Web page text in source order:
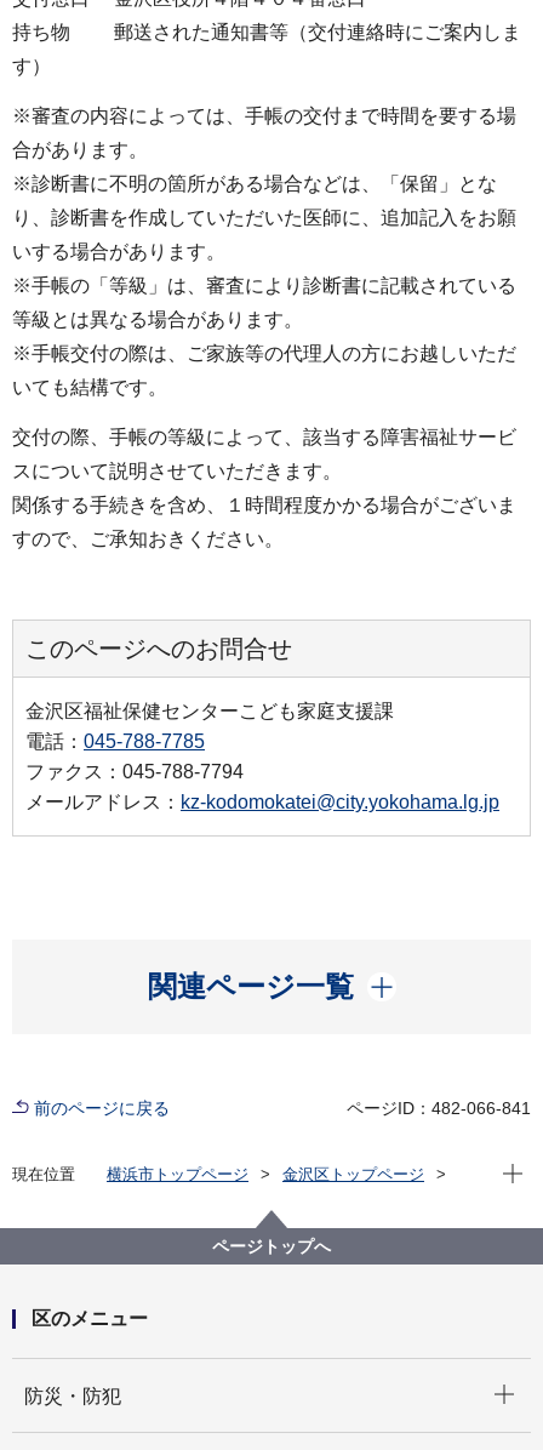
持ち物 郵送された通知書等（交付連絡時にご案内しま
す）
※審査の内容によっては、手帳の交付まで時間を要する場
合があります。
※診断書に不明の箇所がある場合などは、「保留」とな
り、診断書を作成していただいた医師に、追加記入をお願
いする場合があります。
※手帳の「等級」は、審査により診断書に記載されている
等級とは異なる場合があります。
※手帳交付の際は、ご家族等の代理人の方にお越しいただ
いても結構です。
交付の際、手帳の等級によって、該当する障害福祉サービ
スについて説明させていただきます。
関係する手続きを含め、１時間程度かかる場合がございま
すので、ご承知おきください。
このページへのお問合せ
金沢区福祉保健センターこども家庭支援課
電話： 045-788-7785
ファクス：045-788-7794
メールアドレス： kz-kodomokatei@city.yokohama.lg.jp
関連ページ一覧
開く
前のページに戻る ページID：482-066-841
現在位置 横浜市トップページ
金沢区トップページ
障害福祉に関する金沢区からのお知らせ
障害のある子どもへの支援（18歳未満の方）
手帳交付（身体障害者手帳、愛の手帳）
現在
ページトップへ
区のメニュー
防災・防犯